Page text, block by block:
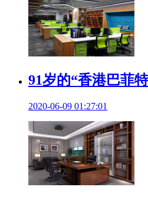
91岁的“香港巴菲
2020-06-09 01:27:01